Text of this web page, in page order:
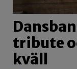
tribute
kväll